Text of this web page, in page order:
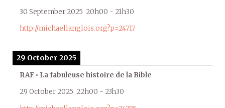
30 September 2025 20h00 - 21h30
http://michaellanglois.org?p=24717
29 October 2025
RAF • La fabuleuse histoire de la Bible
29 October 2025 22h00 - 23h30